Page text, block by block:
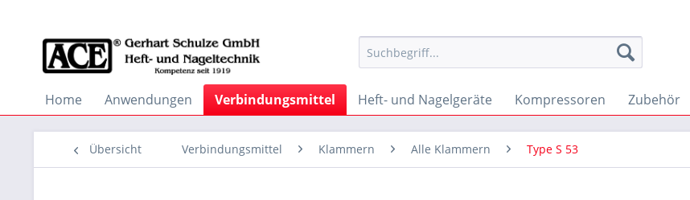
Home Anwendungen Verbindungsmittel Heft- und Nagelgeräte Kompressoren Zubehör
Übersicht Verbindungsmittel Klammern Alle Klammern Type S 53